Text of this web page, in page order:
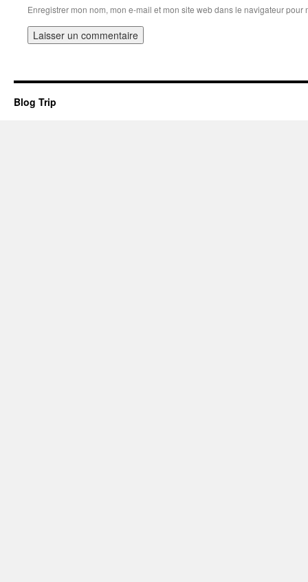
Enregistrer mon nom, mon e-mail et mon site web dans le navigateur pour
Blog Trip